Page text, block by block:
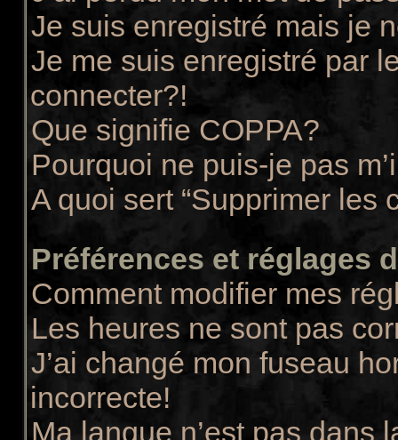
Je suis enregistré mais je
Je me suis enregistré par
connecter?!
Que signifie COPPA?
Pourquoi ne puis-je pas
A quoi sert “Supprimer les
Préférences et réglages
Comment modifier mes
Les heures ne sont pas
J’ai changé mon fuseau
incorrecte!
Ma langue n’est pas dans